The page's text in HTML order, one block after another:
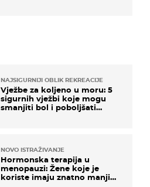
NAJSIGURNIJI OBLIK REKREACIJE
Vježbe za koljeno u moru: 5
sigurnih vježbi koje mogu
smanjiti bol i poboljšati
NOVO ISTRAŽIVANJE
Hormonska terapija u
menopauzi: Žene koje je
koriste imaju znatno manji